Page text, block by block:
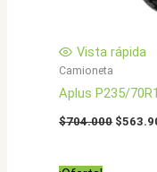
Vista rápida
Camioneta
Aplus P235/
$704.000 El
$